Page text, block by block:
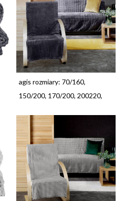
agis rozmiary: 70/160,
150/200, 170/200, 200220,